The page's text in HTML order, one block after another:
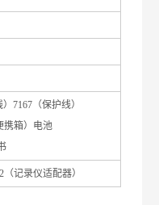
）7167 （保护线）
携箱）电池
（记录仪适配器）